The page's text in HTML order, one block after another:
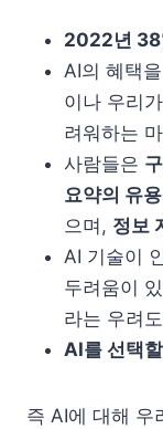
2022년
AI의 혜택
이나 우리
려워하는
사람들은
요약의 유
으며, 정보
AI 기술이
두려움이
라는 우려
AI를 선택
즉 AI에 대해 우